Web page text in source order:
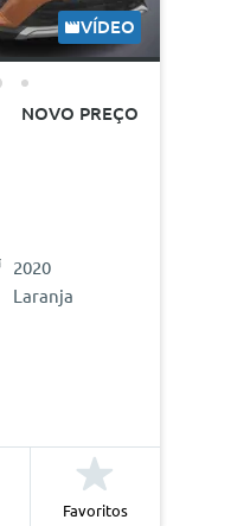
VÍDEO
NOVO PREÇO
2020
Laranja
Favoritos